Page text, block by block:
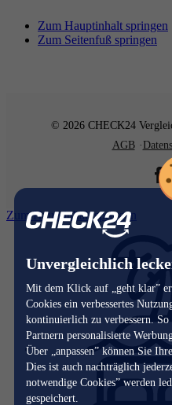
Unvergleichlich
Mit dem Klick auf „geht klar”
Cookies ein verbessertes
kontinuierlich zu verbessern.
Partnern personalisierte
Über „anpassen” können Sie
Dies ist auch nachträglich
notwendige Cookies” werden
gespeichert.
Zum Hauptinhalt springen
Zum Seitenfuß springen
© 2026 CHECK24
AGB
Zum Hauptinhalt springen